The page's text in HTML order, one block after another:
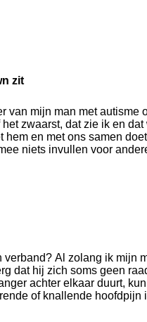
zit
van mijn man met
zwaarst, dat zie ik en
hem en met ons samen
niets invullen voor
Al zolang ik mijn
dat hij zich soms geen
achter elkaar duurt,
of knallende